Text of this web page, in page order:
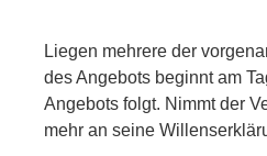
Liegen mehrere der
des Angebots beginnt am
Angebots folgt. Nimmt der
mehr an seine